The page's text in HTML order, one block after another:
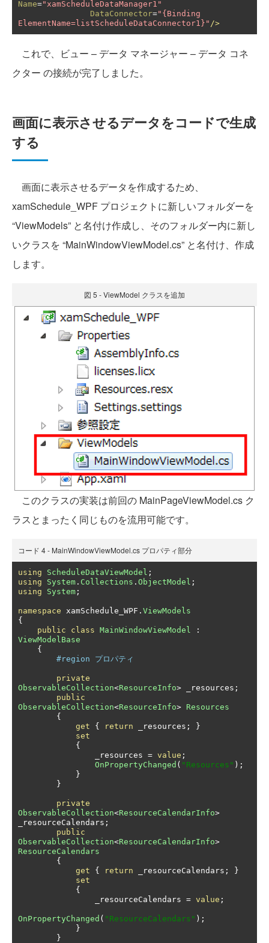
Name="xamScheduleDataManager1"
DataConnector="{Binding
ElementName=listScheduleDataConnector1}" />
これで、ビュー – データ マネージャー – データ コネ
クター の接続が完了しました。
画面に表示させるデータをコードで生成
する
画面に表示させるデータを作成するため、
xamSchedule_WPF プロジェクトに新しいフォルダーを
“ViewModels” と名付け作成し、そのフォルダー内に新し
いクラスを “MainWindowViewModel.cs” と名付け、作成
します。
図 5 - ViewModel クラスを追加
このクラスの実装は前回の MainPageViewModel.cs ク
ラスとまったく同じものを流用可能です。
コード 4 - MainWindowViewModel.cs プロパティ部分
using ScheduleDataViewModel ;
using
System . Collections . ObjectModel ;
using
System ;
namespace xamSchedule_WPF . ViewModels
{
public
class MainWindowViewModel
:
ViewModelBase
{
#region プロパティ
private
ObservableCollection<ResourceInfo> _resources ;
public
ObservableCollection<ResourceInfo> Resources
{
get
{ return _resources ;
}
set
{
                _resources
= value ;
OnPropertyChanged ( "Resources" );
}
}
private
ObservableCollection<ResourceCalendarInfo>
_resourceCalendars ;
public
ObservableCollection<ResourceCalendarInfo>
ResourceCalendars
{
get
{ return _resourceCalendars ;
}
set
{
                _resourceCalendars
= value ;
OnPropertyChanged ( "ResourceCalendars" );
}
}